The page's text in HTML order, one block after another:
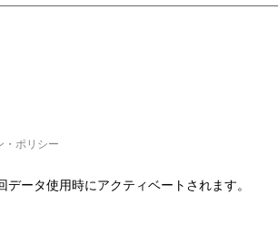
・ポリシー
データ使用時にアクティベートされます。